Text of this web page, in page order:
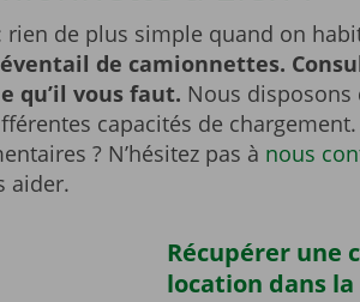
de plus simple quand on
de camionnettes.
qu’il vous faut. Nous disposons
capacités de
? N’hésitez pas à nous
aider.
Récupérer une
location dans